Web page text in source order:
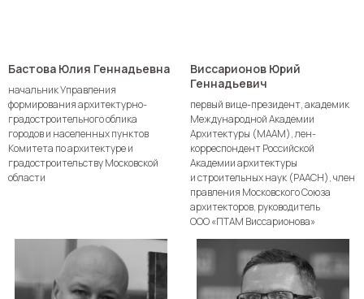
Бастова Юлия Геннадьевна
начальник Управления
формирования архитектурно-
градостроительного облика
городов и населенных пунктов
Комитета по архитектуре и
градостроительству Московской
области
Виссарионов Юрий
Геннадьевич
первый вице-президент, академик
Международной Академии
Архитектуры (МААМ), лен-
корреспондент Российской
Академии архитектуры
и строительных наук (РААСН), член
правления Московского Союза
архитекторов, руководитель
ООО «ПТАМ Виссарионова»